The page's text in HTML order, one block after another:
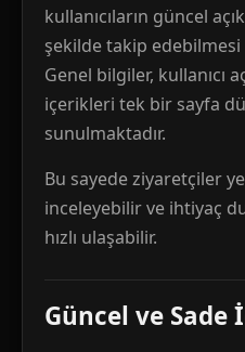
kullanıcıların güncel
şekilde takip
Genel bilgiler, kullanıcı
içerikleri tek bir sayfa
sunulmaktadır.
Bu sayede ziyaretçiler
inceleyebilir ve ihtiyaç
hızlı ulaşabilir.
Güncel ve Sade